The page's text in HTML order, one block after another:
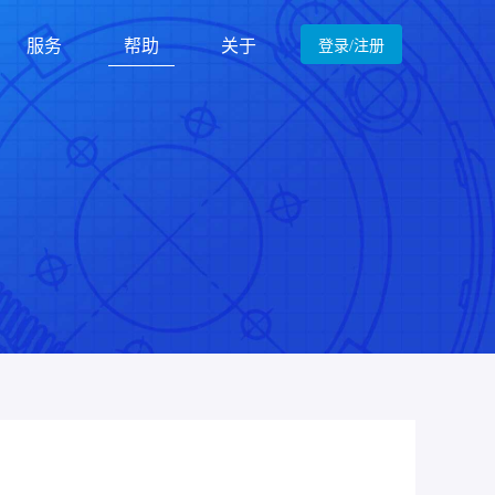
服务 帮助 关于 登录/注册